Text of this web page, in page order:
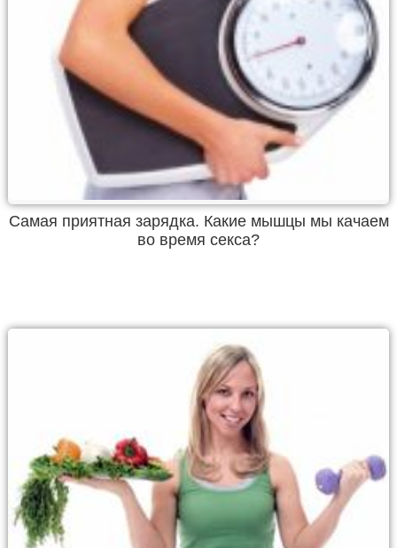
Самая приятная зарядка. Какие мышцы мы качаем
во время секса?